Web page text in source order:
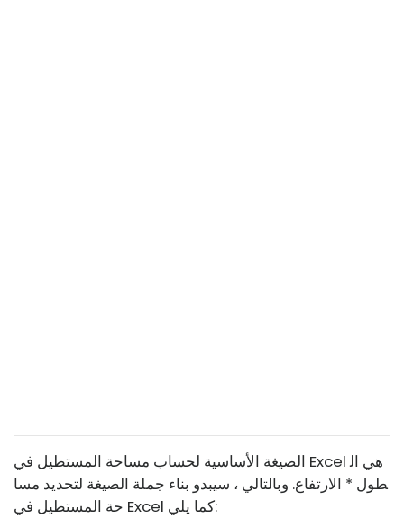
الصيغة الأساسية لحساب مساحة المستطيل في Excel هي ال
طول * الارتفاع. وبالتالي ، سيبدو بناء جملة الصيغة لتحديد مسا
حة المستطيل في Excel كما يلي: